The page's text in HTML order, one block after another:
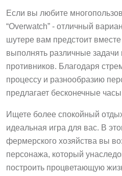
Если вы любите
“Overwatch” - отличный
шутере вам предстоит
выполнять различные задачи
противников. Благодаря
процессу и разнообразию
предлагает бесконечные
Ищете более спокойный
идеальная игра для вас. В
фермерского хозяйства вы
персонажа, который
построить процветающую